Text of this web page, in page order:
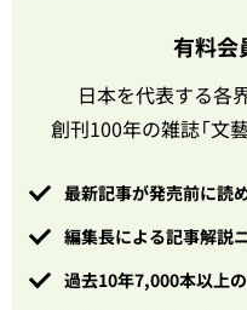
有料
日本を代表する各
創刊100年の雑誌「文
最新記事が発売前に読
編集長による記事解説
過去10年7,000本以上